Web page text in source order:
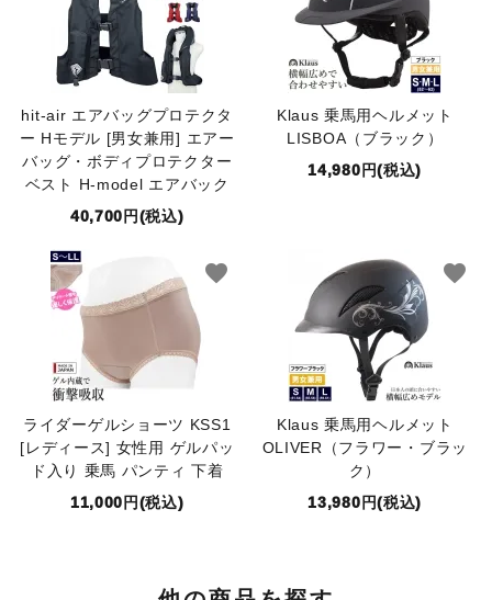
hit-air エアバッグプロテクタ
ー Hモデル [男女兼用] エアー
バッグ・ボディプロテクター
ベスト H-model エアバック
40,700円(税込)
Klaus 乗馬用ヘルメット
LISBOA（ブラック）
14,980円(税込)
ライダーゲルショーツ KSS1
[レディース] 女性用 ゲルパッ
ド入り 乗馬 パンティ 下着
11,000円(税込)
favorite
Klaus 乗馬用ヘルメット
OLIVER（フラワー・ブラッ
ク）
13,980円(税込)
favorite